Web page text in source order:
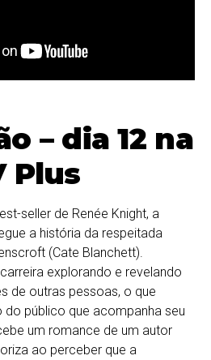
– dia 12 na
Plus
seller de Renée Knight, a
a história da respeitada
(Cate Blanchett).
explorando e revelando
de outras pessoas, o que
do público que acompanha seu
um romance de um autor
ao perceber que a